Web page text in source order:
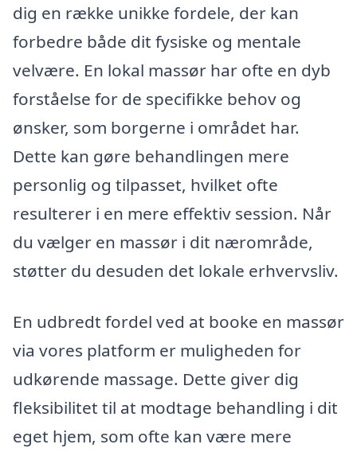
dig en række unikke fordele, der kan
forbedre både dit fysiske og mentale
velvære. En lokal massør har ofte en dyb
forståelse for de specifikke behov og
ønsker, som borgerne i området har.
Dette kan gøre behandlingen mere
personlig og tilpasset, hvilket ofte
resulterer i en mere effektiv session. Når
du vælger en massør i dit nærområde,
støtter du desuden det lokale erhvervsliv.
En udbredt fordel ved at booke en massør
via vores platform er muligheden for
udkørende massage. Dette giver dig
fleksibilitet til at modtage behandling i dit
eget hjem, som ofte kan være mere